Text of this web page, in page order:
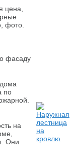
цена,
фото.
фасаду
по
на
Они